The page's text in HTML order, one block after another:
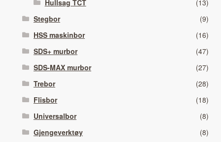
Hullsag TCT
(13)
Stegbor
(9)
HSS maskinbor
(16)
SDS+ murbor
(47)
SDS-MAX murbor
(27)
Trebor
(28)
Flisbor
(18)
Universalbor
(8)
Gjengeverktøy
(8)